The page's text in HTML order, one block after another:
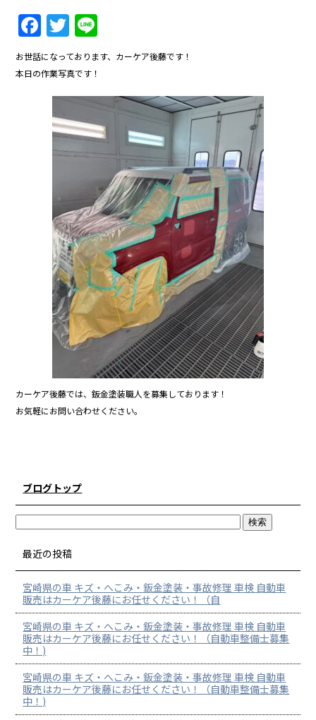
F
a
c
e
b
o
o
T
w
itt
er
n
e
お世話になっております、カーケア後藤です！
本日の作業写真です！
カーケア後藤では、鈑金塗装職人を募集しております！
お気軽にお問い合わせください。
ブログトップ
最近の投稿
宮崎県の車 キズ・へこみ・鈑金塗装・事故修理 車検 自動車
販売はカーケア後藤にお任せください！（自
宮崎県の車 キズ・へこみ・鈑金塗装・事故修理 車検 自動車
販売はカーケア後藤にお任せください！（自動車整備士募集
中！)
宮崎県の車 キズ・へこみ・鈑金塗装・事故修理 車検 自動車
販売はカーケア後藤にお任せください！（自動車整備士募集
中！)